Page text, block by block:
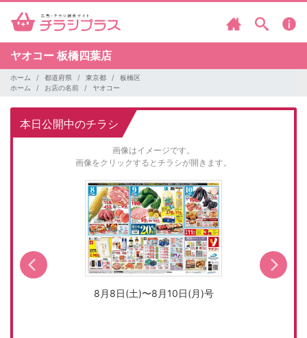
ヤオコー 板橋四葉店
ホーム 都道府県 東京都
板橋区
ホーム
お店の名前 ヤオコー
本日公開中のチラシ
画像はイメージです。
画像をクリックするとチラシが開きます。
8月8日(土)〜8月10日(月)号